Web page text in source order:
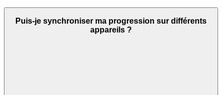
Puis-je synchroniser ma progression sur différents
appareils ?